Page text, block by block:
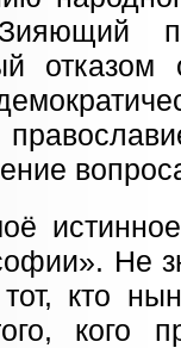
отказом
Не
кто
кого